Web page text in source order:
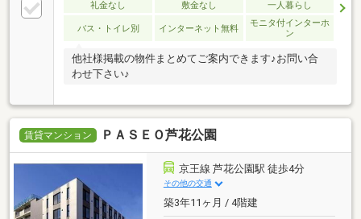
礼金なし 敷金なし 一人暮らし
バス・トイレ別 インターネット無料
モニタ付インターホ
ン
他社様掲載の物件まとめてご案内できます♪お問い合
わせ下さい♪
賃貸マンション ＰＡＳＥＯ芦花公園
京王線 芦花公園駅 徒歩4分
その他の交通
築3年11ヶ月 / 4階建